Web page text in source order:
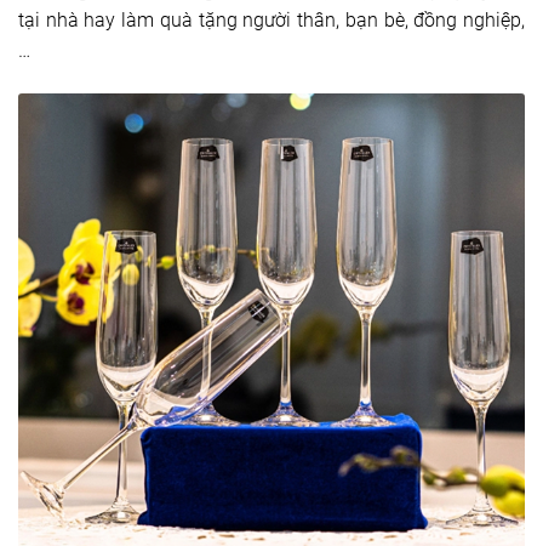
tại nhà hay làm quà tặng người thân, bạn bè, đồng nghiệp,
…